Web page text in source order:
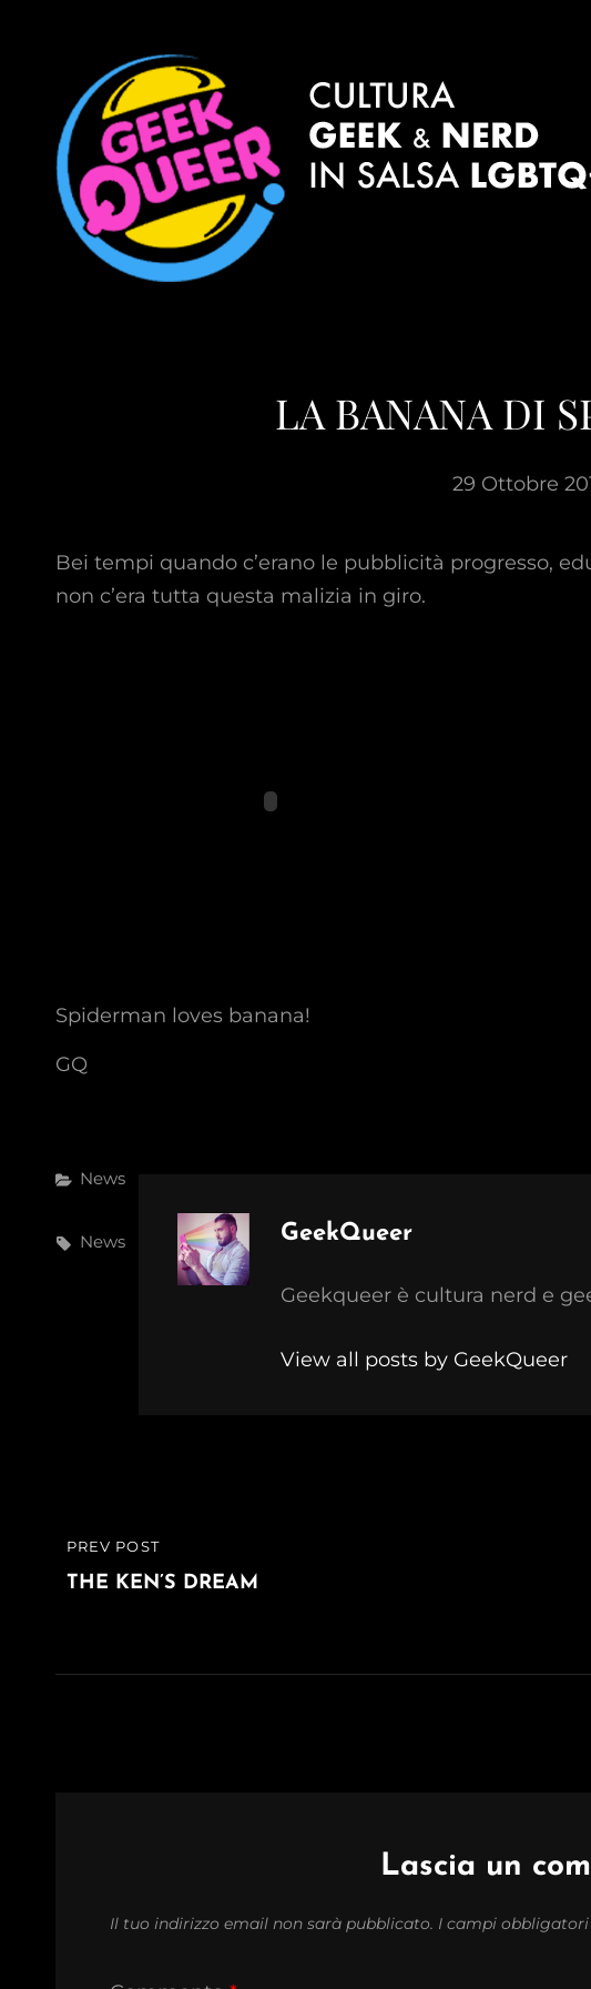
LA BANANA DI
29 Ottobre
Bei tempi quando c’erano le pubblicità progresso,
non c’era tutta questa malizia in giro.
Spiderman loves banana!
GQ
Categories
News
Tags,
News Author:
GeekQueer
Geekqueer è cultura nerd e
View all posts by GeekQueer
Navigazione
articoli
PREVIOUS
POST
PREV POST
THE KEN’S DREAM
Lascia un
Il tuo indirizzo email non sarà pubblicato. I campi